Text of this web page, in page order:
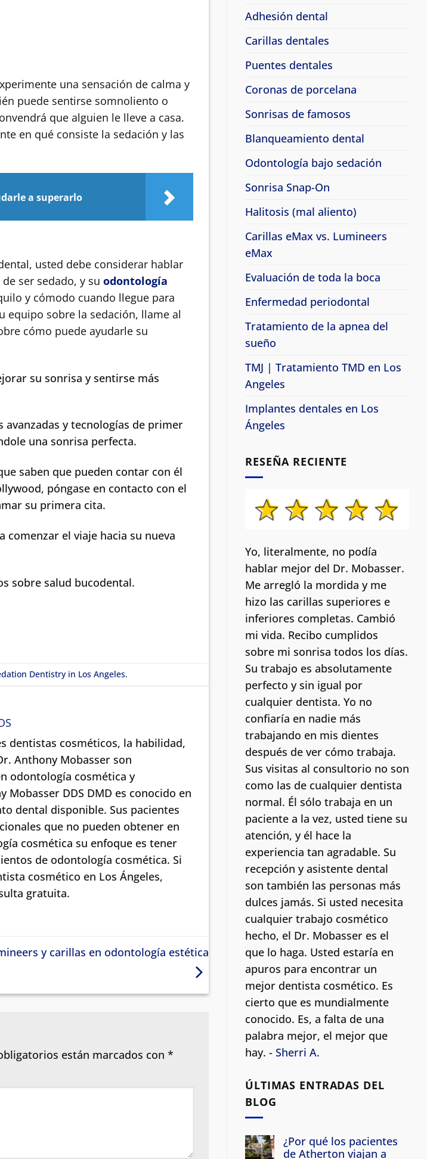
una sensación de calma y
puede sentirse somnoliento o
que alguien le lleve a casa.
en qué consiste la sedación y las
a superarlo
usted debe considerar hablar
de ser sedado, y suodontología
y cómodo cuando llegue para
equipo sobre la sedación, llame al
cómo puede ayudarle su
su sonrisa y sentirse más
avanzadas y tecnologías de primer
una sonrisa perfecta.
saben que pueden contar con él
póngase en contacto con el
su primera cita.
el viaje hacia su nueva
sobre salud bucodental.
Dentistry in Los Angeles.
dentistas cosméticos, la habilidad,
Anthony Mobasser son
odontología cosmética y
DDS DMD es conocido en
dental disponible. Sus pacientes
que no pueden obtener en
cosmética su enfoque es tener
de odontología cosmética. Si
cosmético en Los Ángeles,
gratuita.
y carillas en odontología estética
están marcados con *
Adhesión dental
Carillas dentales
Puentes dentales
Coronas de porcelana
Sonrisas de famosos
Blanqueamiento dental
Odontología bajo sedación
Sonrisa Snap-On
Halitosis (mal aliento)
Carillas eMax vs. Lumineers
eMax
Evaluación de toda la boca
Enfermedad periodontal
Tratamiento de la apnea del
sueño
TMJ | Tratamiento TMD en Los
Angeles
Implantes dentales en Los
Ángeles
RESEÑA RECIENTE
Yo, literalmente, no podía
hablar mejor del Dr. Mobasser.
Me arregló la mordida y me
hizo las carillas superiores e
inferiores completas. Cambió
mi vida. Recibo cumplidos
sobre mi sonrisa todos los días.
Su trabajo es absolutamente
perfecto y sin igual por
cualquier dentista. Yo no
confiaría en nadie más
trabajando en mis dientes
después de ver cómo trabaja.
Sus visitas al consultorio no son
como las de cualquier dentista
normal. Él sólo trabaja en un
paciente a la vez, usted tiene su
atención, y él hace la
experiencia tan agradable. Su
recepción y asistente dental
son también las personas más
dulces jamás. Si usted necesita
cualquier trabajo cosmético
hecho, el Dr. Mobasser es el
que lo haga. Usted estaría en
apuros para encontrar un
mejor dentista cosmético. Es
cierto que es mundialmente
conocido. Es, a falta de una
palabra mejor, el mejor que
hay. - Sherri A.
ÚLTIMAS ENTRADAS DEL
BLOG
¿Por qué los pacientes
de Atherton viajan a